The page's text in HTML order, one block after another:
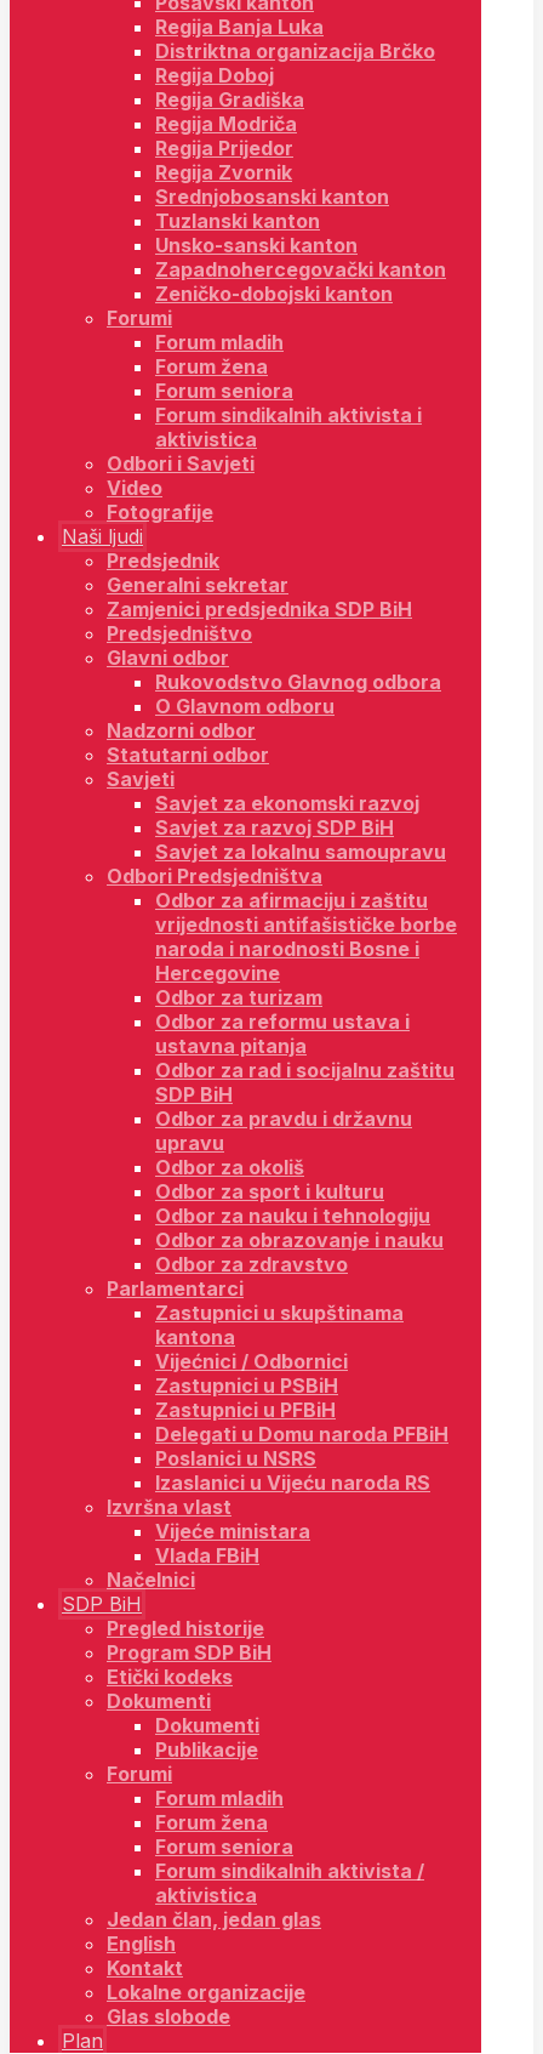
Regija Banja Luka
Distriktna organizacija Brčko
Regija Doboj
Regija Gradiška
Regija Modriča
Regija Prijedor
Regija Zvornik
Srednjobosanski kanton
Tuzlanski kanton
Unsko-sanski kanton
Zapadnohercegovački kanton
Zeničko-dobojski kanton
Forumi
Forum mladih
Forum žena
Forum seniora
Forum sindikalnih aktivista i
aktivistica
Odbori i Savjeti
Video
Fotografije
Naši ljudi
Predsjednik
Generalni sekretar
Zamjenici predsjednika SDP BiH
Predsjedništvo
Glavni odbor
Rukovodstvo Glavnog odbora
O Glavnom odboru
Nadzorni odbor
Statutarni odbor
Savjeti
Savjet za ekonomski razvoj
Savjet za razvoj SDP BiH
Savjet za lokalnu samoupravu
Odbori Predsjedništva
Odbor za afirmaciju i zaštitu
vrijednosti antifašističke borbe
naroda i narodnosti Bosne i
Hercegovine
Odbor za turizam
Odbor za reformu ustava i
ustavna pitanja
Odbor za rad i socijalnu zaštitu
SDP BiH
Odbor za pravdu i državnu
upravu
Odbor za okoliš
Odbor za sport i kulturu
Odbor za nauku i tehnologiju
Odbor za obrazovanje i nauku
Odbor za zdravstvo
Parlamentarci
Zastupnici u skupštinama
kantona
Vijećnici / Odbornici
Zastupnici u PSBiH
Zastupnici u PFBiH
Delegati u Domu naroda PFBiH
Poslanici u NSRS
Izaslanici u Vijeću naroda RS
Izvršna vlast
Vijeće ministara
Vlada FBiH
Načelnici
SDP BiH
Pregled historije
Program SDP BiH
Etički kodeks
Dokumenti
Dokumenti
Publikacije
Forumi
Forum mladih
Forum žena
Forum seniora
Forum sindikalnih aktivista /
aktivistica
Jedan član, jedan glas
English
Kontakt
Lokalne organizacije
Glas slobode
Plan